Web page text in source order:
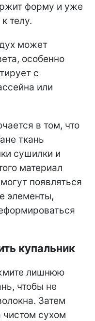
форму и уже
телу.
может
особенно
с
или
в том, что
ткань
сушилки и
материал
появляться
элементы,
купальник
лишнюю
чтобы не
Затем
чистом сухом